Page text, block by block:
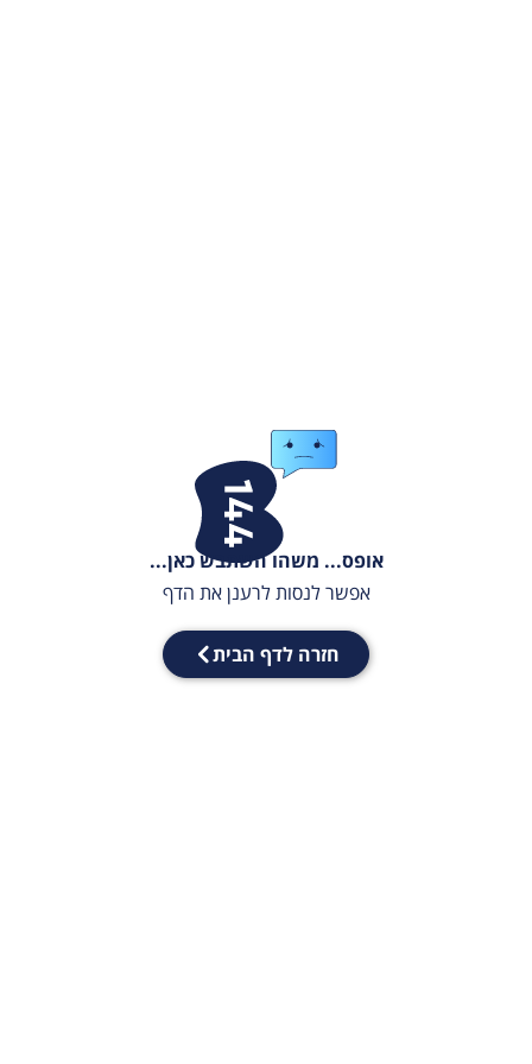
אופס... משהו השתבש כאן...
אפשר לנסות לרענן את הדף
חזרה לדף הבית